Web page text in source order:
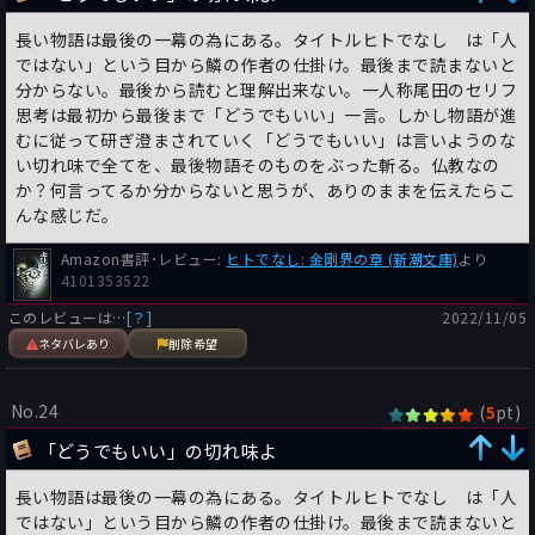
長い物語は最後の一幕の為にある。タイトルヒトでなし は「人
ではない」という目から鱗の作者の仕掛け。最後まで読まないと
分からない。最後から読むと理解出来ない。一人称尾田のセリフ
思考は最初から最後まで「どうでもいい」一言。しかし物語が進
むに従って研ぎ澄まされていく「どうでもいい」は言いようのな
い切れ味で全てを、最後物語そのものをぶった斬る。仏教なの
か？何言ってるか分からないと思うが、ありのままを伝えたらこ
んな感じだ。
Amazon書評･レビュー: ヒトでなし: 金剛界の章 (新潮文庫)より
4101353522
このレビューは…[？]
ネタバレあり 削除希望
2022/11/05
No.24 (5pt)
「どうでもいい」の切れ味よ
長い物語は最後の一幕の為にある。タイトルヒトでなし は「人
ではない」という目から鱗の作者の仕掛け。最後まで読まないと